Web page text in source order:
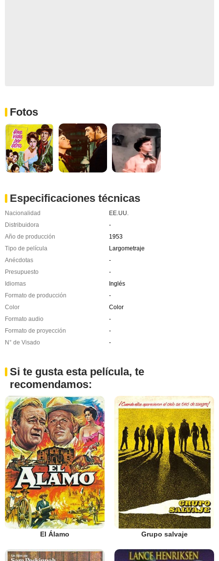
Fotos
Especificaciones técnicas
Nacionalidad
EE.UU.
Distribuidora
-
Año de producción
1953
Tipo de película
Largometraje
Anécdotas
-
Presupuesto
-
Idiomas
Inglés
Formato de producción
-
Color
Color
Formato audio
-
Formato de proyección
-
N° de Visado
-
Si te gusta esta película, te
recomendamos:
El Álamo Grupo salvaje